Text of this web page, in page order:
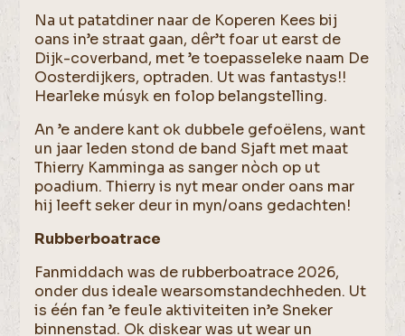
Na ut patatdiner naar de Koperen Kees bij
oans in’e straat gaan, dêr’t foar ut earst de
Dijk-coverband, met ’e toepasseleke naam De
Oosterdijkers, optraden. Ut was fantastys!!
Hearleke músyk en folop belangstelling.
An ’e andere kant ok dubbele gefoëlens, want
un jaar leden stond de band Sjaft met maat
Thierry Kamminga as sanger nòch op ut
poadium. Thierry is nyt mear onder oans mar
hij leeft seker deur in myn/oans gedachten!
Rubberboatrace
Fanmiddach was de rubberboatrace 2026,
onder dus ideale wearsomstandechheden. Ut
is één fan ’e feule aktiviteiten in’e Sneker
binnenstad. Ok diskear was ut wear un